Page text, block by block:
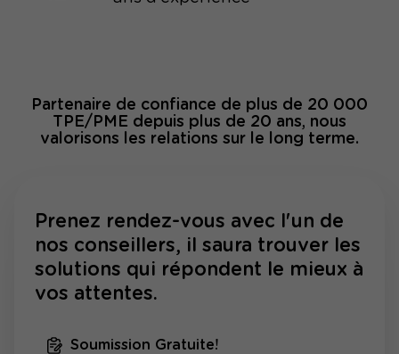
Partenaire de confiance de plus de 20 000
TPE/PME depuis plus de 20 ans, nous
valorisons les relations sur le long terme.
Prenez rendez-vous avec l'un de
nos conseillers, il saura trouver les
solutions qui répondent le mieux à
vos attentes.
Soumission Gratuite!